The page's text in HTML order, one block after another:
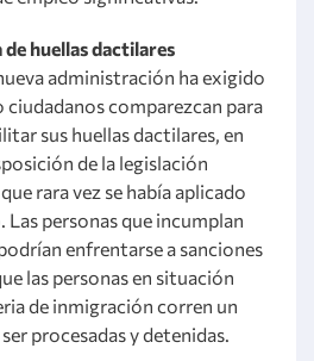
huellas dactilares
administración ha exigido
ciudadanos comparezcan para
sus huellas dactilares, en
de la legislación
rara vez se había aplicado
Las personas que incumplan
enfrentarse a sanciones
las personas en situación
de inmigración corren un
procesadas y detenidas.